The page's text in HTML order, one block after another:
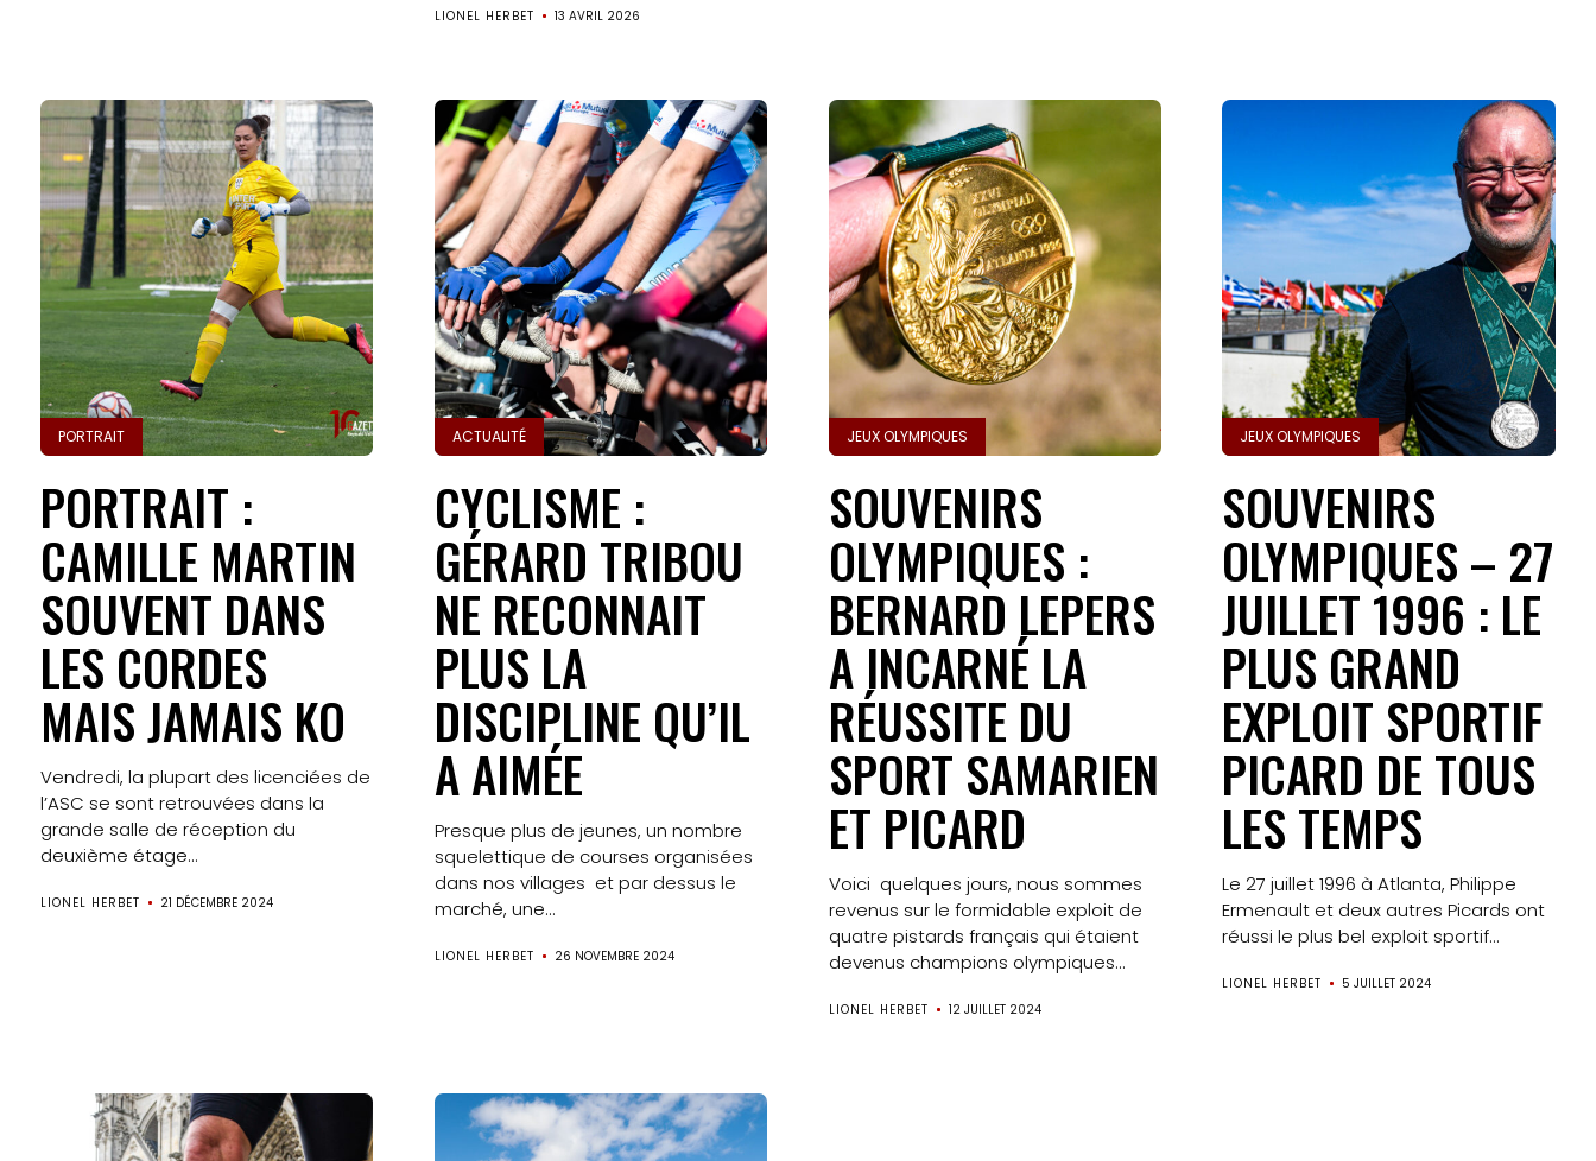
Accueil
Gazette
Sports
Actus
Le
projet
Gazette
Sports
Éducation
aux
Formation
la
LIONEL HERBET 13 AVRIL 2026
PORTRAIT
PORTRAIT :
CAMILLE MARTIN
SOUVENT DANS
LES CORDES
MAIS JAMAIS KO
Vendredi, la plupart des licenciées de
l’ASC se sont retrouvées dans la
grande salle de réception du
deuxième étage...
LIONEL HERBET 21 DÉCEMBRE 2024
ACTUALITÉ
CYCLISME :
GÉRARD TRIBOU
NE RECONNAIT
PLUS LA
DISCIPLINE QU’IL
A AIMÉE
Presque plus de jeunes, un nombre
squelettique de courses organisées
dans nos villages et par dessus le
marché, une...
LIONEL HERBET 26 NOVEMBRE 2024
JEUX OLYMPIQUES
SOUVENIRS
OLYMPIQUES :
BERNARD LEPERS
A INCARNÉ LA
RÉUSSITE DU
SPORT SAMARIEN
ET PICARD
Voici quelques jours, nous sommes
revenus sur le formidable exploit de
quatre pistards français qui étaient
devenus champions olympiques...
LIONEL HERBET 12 JUILLET 2024
JEUX OLYMPIQUES
SOUVENIRS
OLYMPIQUES – 27
JUILLET 1996 : LE
PLUS GRAND
EXPLOIT SPORTIF
PICARD DE TOUS
LES TEMPS
Le 27 juillet 1996 à Atlanta, Philippe
Ermenault et deux autres Picards ont
réussi le plus bel exploit sportif...
LIONEL HERBET 5 JUILLET 2024